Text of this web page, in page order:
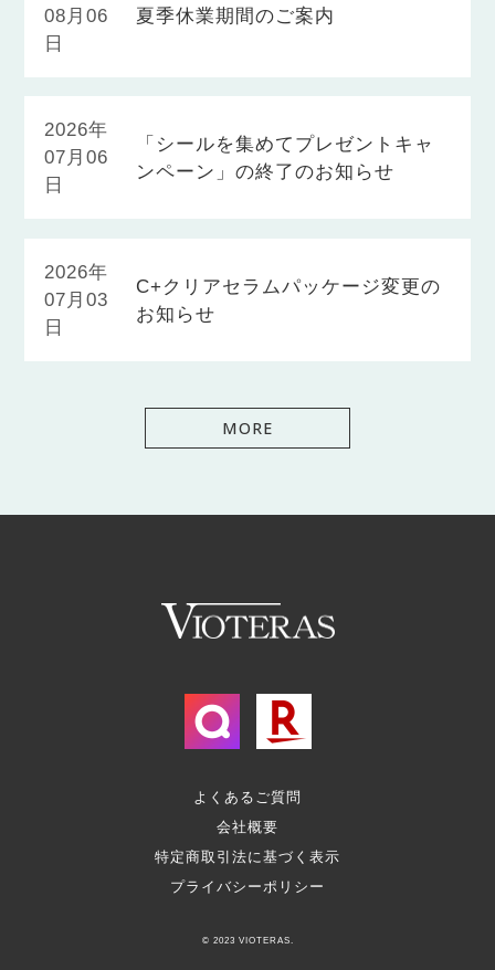
08月06
日
夏季休業期間のご案内
2026年
07月06
日
「シールを集めてプレゼントキャ
ンペーン」の終了のお知らせ
2026年
07月03
日
C+クリアセラムパッケージ変更の
お知らせ
MORE
よくあるご質問
会社概要
特定商取引法に基づく表示
プライバシーポリシー
© 2023 VIOTERAS.